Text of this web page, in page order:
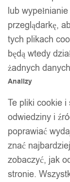
/ 5
Niimbot
do kabli
lub
przeglądarkę,
tych plikach
będą wtedy
żadnych
Analizy
Te pliki cookie
odwiedziny i
poprawiać
znać
zobaczyć, jak
stronie.